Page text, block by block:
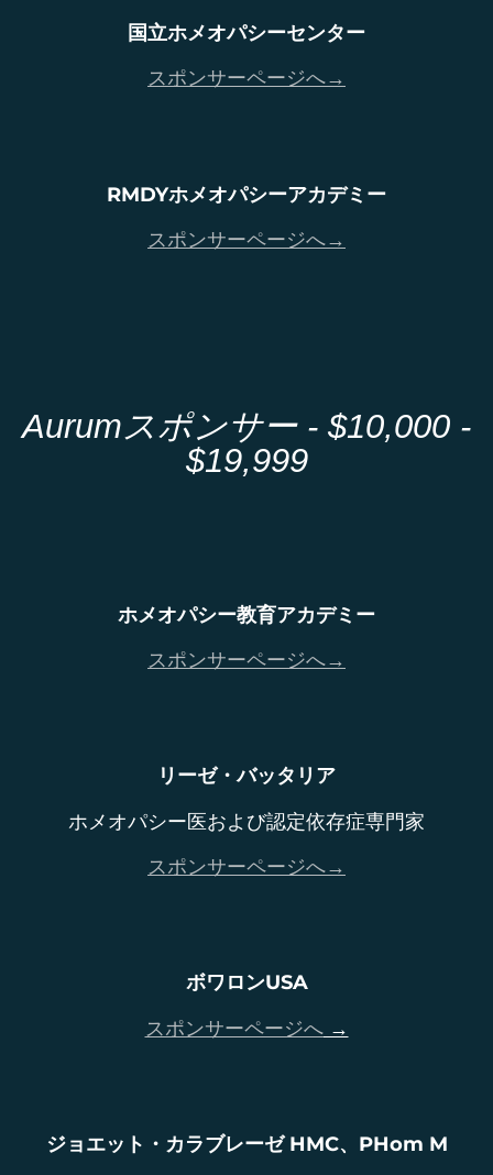
国立ホメオパシーセンター
スポンサーページへ→
RMDYホメオパシーアカデミー
スポンサーページへ→
Aurumスポンサー - $10,000 -
$19,999
ホメオパシー教育アカデミー
スポンサーページへ→
リーゼ・バッタリア
ホメオパシー医および認定依存症専門家
スポンサーページへ→
ボワロンUSA
スポンサーページへ→
ジョエット・カラブレーゼ HMC、PHom M